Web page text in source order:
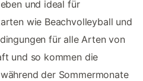
und ideal für
wie Beachvolleyball und
für alle Arten von
und so kommen die
der Sommermonate